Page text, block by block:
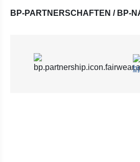
BP-PARTNERSCHAFTEN / BP-